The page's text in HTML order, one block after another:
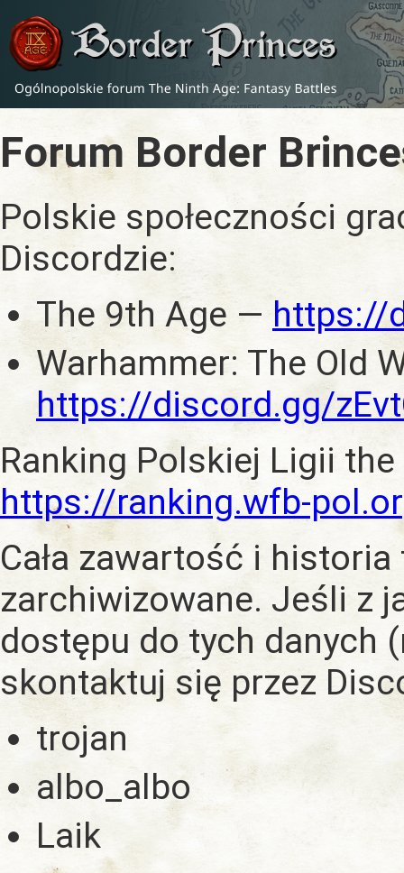
Forum Border
Polskie społeczności
Discordzie:
The 9th Age —https://
Warhammer: The Old
https://discord.gg/
Ranking Polskiej Ligii
https://ranking.wfb-
Cała zawartość i historia
zarchiwizowane. Jeśli z
dostępu do tych danych
skontaktuj się przez
trojan
albo_albo
Laik